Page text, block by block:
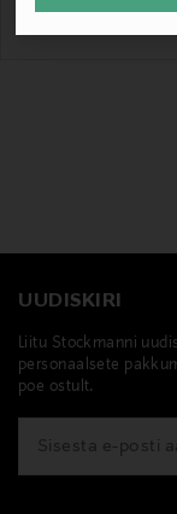
UUDISKIRI
Liitu Stockmanni
personaalsete
poe ostult.